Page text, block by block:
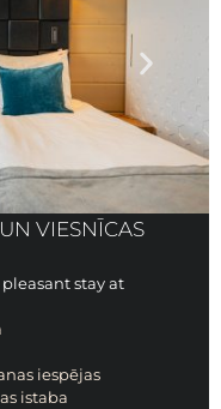
VIESNĪCAS
stay at
iespējas
istaba